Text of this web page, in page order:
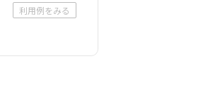
利用例をみる